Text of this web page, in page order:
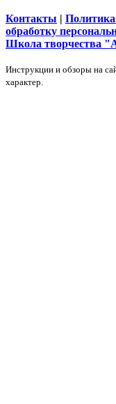
Контакты |
обработку
Школа творчества
Инструкции и обзоры на
характер.